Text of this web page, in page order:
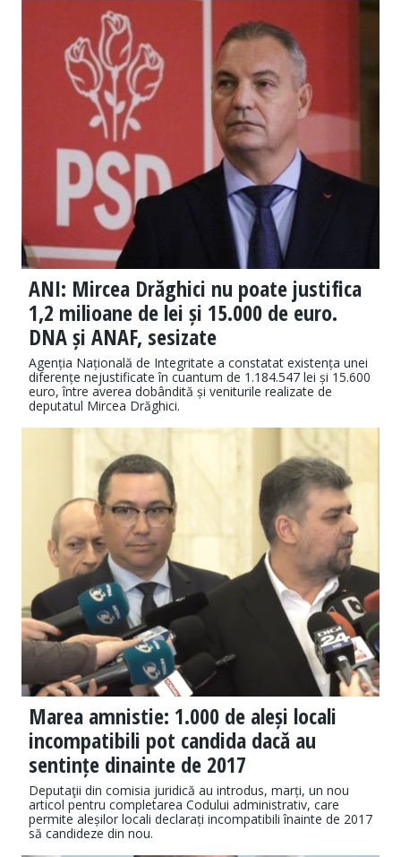
ANI: Mircea Drăghici nu poate justifica
1,2 milioane de lei și 15.000 de euro.
DNA și ANAF, sesizate
Agenția Națională de Integritate a constatat existența unei
diferențe nejustificate în cuantum de 1.184.547 lei și 15.600
euro, între averea dobândită și veniturile realizate de
deputatul Mircea Drăghici.
Marea amnistie: 1.000 de aleși locali
incompatibili pot candida dacă au
sentințe dinainte de 2017
Deputaţii din comisia juridică au introdus, marți, un nou
articol pentru completarea Codului administrativ, care
permite aleșilor locali declarați incompatibili înainte de 2017
să candideze din nou.